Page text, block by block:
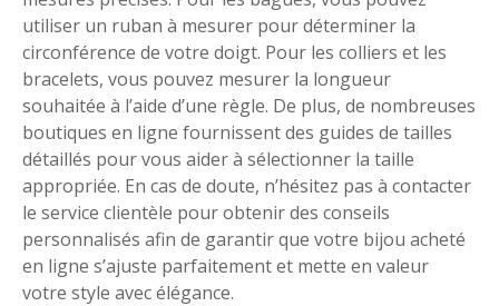
utiliser un ruban à mesurer pour déterminer la
circonférence de votre doigt. Pour les colliers et les
bracelets, vous pouvez mesurer la longueur
souhaitée à l’aide d’une règle. De plus, de nombreuses
boutiques en ligne fournissent des guides de tailles
détaillés pour vous aider à sélectionner la taille
appropriée. En cas de doute, n’hésitez pas à contacter
le service clientèle pour obtenir des conseils
personnalisés afin de garantir que votre bijou acheté
en ligne s’ajuste parfaitement et mette en valeur
votre style avec élégance.